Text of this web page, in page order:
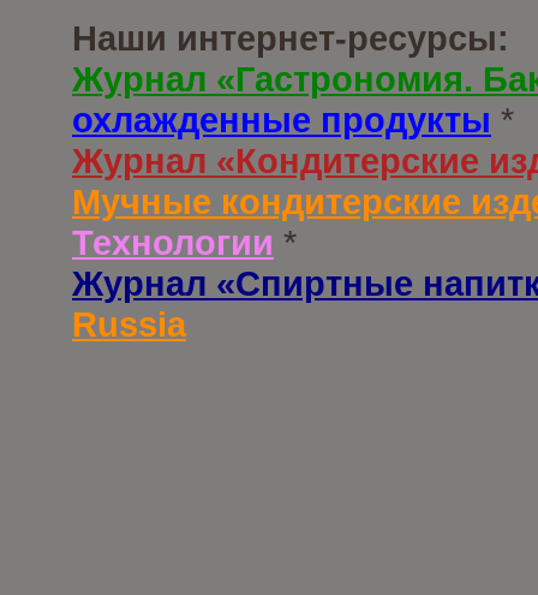
Наши интернет-ресурсы:
Журнал «Гастрономия.
охлажденные продукты *
Журнал «Кондитерские
Мучные кондитерские
Технологии *
Журнал «Спиртные
Russia